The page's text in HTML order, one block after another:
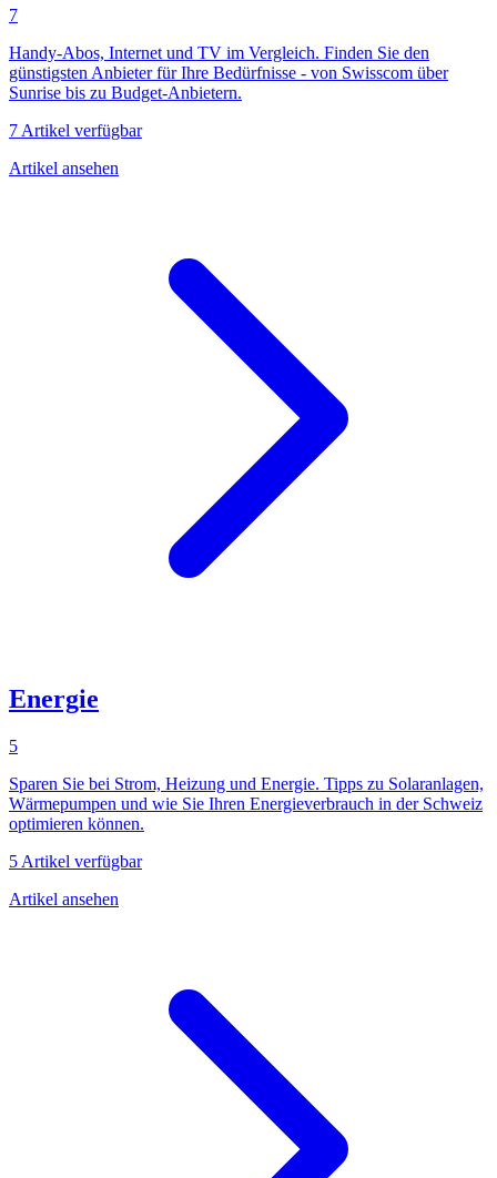
7
Handy-Abos, Internet und TV im Vergleich. Finden Sie den
günstigsten Anbieter für Ihre Bedürfnisse - von Swisscom über
Sunrise bis zu Budget-Anbietern.
7 Artikel verfügbar
Artikel ansehen
Energie
5
Sparen Sie bei Strom, Heizung und Energie. Tipps zu Solaranlagen,
Wärmepumpen und wie Sie Ihren Energieverbrauch in der Schweiz
optimieren können.
5 Artikel verfügbar
Artikel ansehen